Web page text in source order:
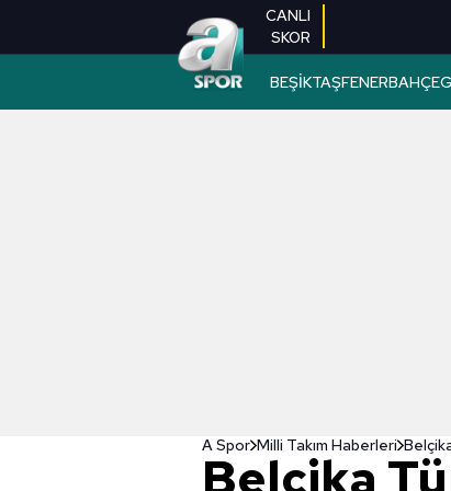
CANLI
SKOR
BEŞİKTAŞFENERBAHÇE
A Spor Milli Takım Haberleri
Belçika